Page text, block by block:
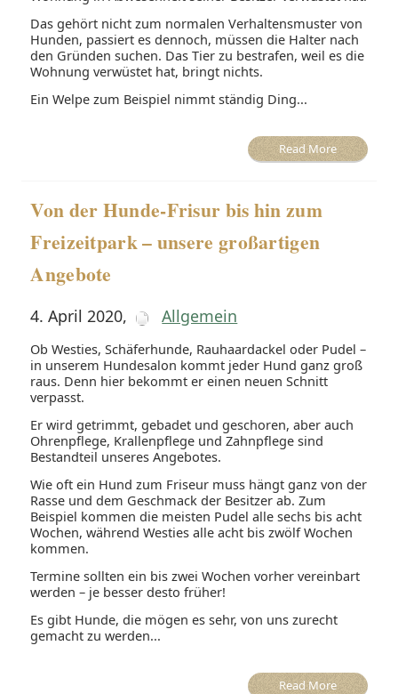
Das gehört nicht zum normalen Verhaltensmuster von
Hunden, passiert es dennoch, müssen die Halter nach
den Gründen suchen. Das Tier zu bestrafen, weil es die
Wohnung verwüstet hat, bringt nichts.
Ein Welpe zum Beispiel nimmt ständig Ding...
Read More
Von der Hunde-Frisur bis hin zum
Freizeitpark – unsere großartigen
Angebote
4. April 2020, Allgemein
Ob Westies, Schäferhunde, Rauhaardackel oder Pudel –
in unserem Hundesalon kommt jeder Hund ganz groß
raus. Denn hier bekommt er einen neuen Schnitt
verpasst.
Er wird getrimmt, gebadet und geschoren, aber auch
Ohrenpflege, Krallenpflege und Zahnpflege sind
Bestandteil unseres Angebotes.
Wie oft ein Hund zum Friseur muss hängt ganz von der
Rasse und dem Geschmack der Besitzer ab. Zum
Beispiel kommen die meisten Pudel alle sechs bis acht
Wochen, während Westies alle acht bis zwölf Wochen
kommen.
Termine sollten ein bis zwei Wochen vorher vereinbart
werden – je besser desto früher!
Es gibt Hunde, die mögen es sehr, von uns zurecht
gemacht zu werden...
Read More